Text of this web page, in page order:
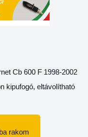
Cb 600 F 1998-2002
kipufogó, eltávolítható
rakom